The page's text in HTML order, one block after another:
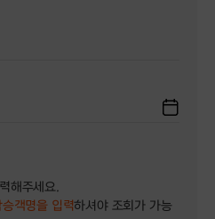
해주세요.
객명을 입력하셔야 조회가 가능